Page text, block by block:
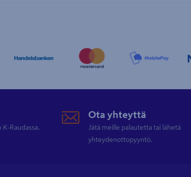
Raudassa.
Ota yhteyttä
Jätä meille palautetta tai lähetä
yhteydenottopyyntö.